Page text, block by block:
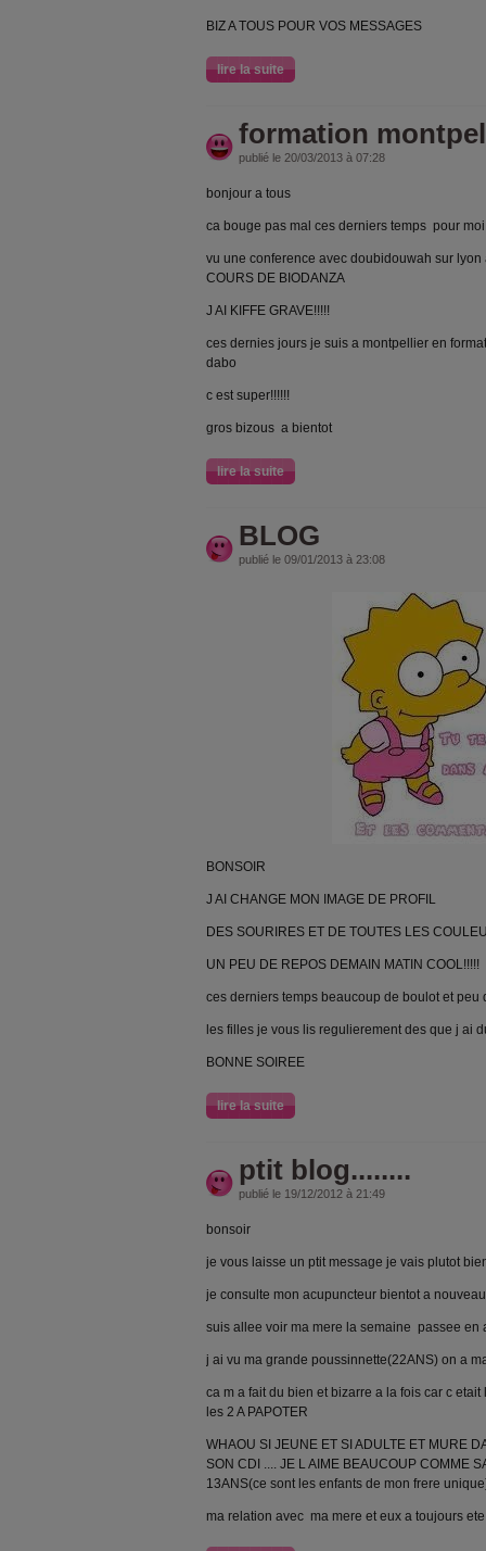
BIZ A TOUS POUR VOS MESSAGES
lire la suite
formation
publié le 20/03/2013 à 07:28
bonjour a tous
ca bouge pas mal ces derniers temps pour moi
vu une conference avec doubidouwah sur lyon
COURS DE BIODANZA
J AI KIFFE GRAVE!!!!!
ces dernies jours je suis a montpellier en
dabo
c est super!!!!!!
gros bizous a bientot
lire la suite
BLOG
publié le 09/01/2013 à 23:08
BONSOIR
J AI CHANGE MON IMAGE DE PROFIL
DES SOURIRES ET DE TOUTES LES
UN PEU DE REPOS DEMAIN MATIN COOL!!!!!
ces derniers temps beaucoup de boulot et peu
les filles je vous lis regulierement des que j ai
BONNE SOIREE
lire la suite
ptit blog........
publié le 19/12/2012 à 21:49
bonsoir
je vous laisse un ptit message je vais plutot
je consulte mon acupuncteur bientot a
suis allee voir ma mere la semaine passee en
j ai vu ma grande poussinnette(22ANS) on a
ca m a fait du bien et bizarre a la fois car c
les 2 A PAPOTER
WHAOU SI JEUNE ET SI ADULTE ET MURE
SON CDI .... JE L AIME BEAUCOUP COMME
13ANS(ce sont les enfants de mon frere
ma relation avec ma mere et eux a toujours